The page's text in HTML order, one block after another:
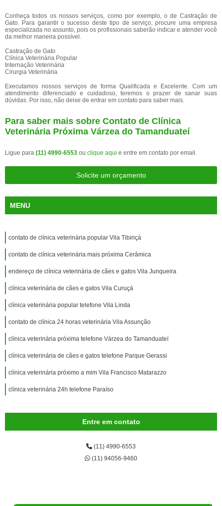
Conheça todos os nossos serviços, como por exemplo, o de Castração de
Gato. Para garantir o sucesso deste tipo de serviço, procure uma empresa
especializada no assunto, pois os profissionais saberão indicar e atender você
da melhor maneira possível.
Castração de Gato
Clínica Veterinária Popular
Internação Veterinária
Cirurgia Veterinária
Executamos nossos serviços de forma Qualificada e Excelente. Com um
atendimento diferenciado e cuidadoso, teremos o prazer de sanar suas
dúvidas. Por isso, não deixe de entrar em contato para saber mais.
Para saber mais sobre Contato de Clínica
Veterinária Próxima Várzea do Tamanduateí
Ligue para (11) 4990-6553 ou clique aqui e entre em contato por email.
Solicite um orçamento
MENU
contato de clínica veterinária popular Vila Tibiriçá
contato de clínica veterinária mais próxima Cerâmica
endereço de clínica veterinária de cães e gatos Vila Junqueira
clínica veterinária de cães e gatos Vila Curuçá
clínica veterinária popular telefone Vila Linda
contato de clínica 24 horas veterinária Vila Assunção
clínica veterinária próxima telefone Várzea do Tamanduateí
clínica veterinária de cães e gatos telefone Parque Gerassi
clínica veterinária próximo a mim Vila Francisco Matarazzo
clínica veterinária 24h telefone Paraíso
Entre em contato
(11) 4990-6553
(11) 94056-9460